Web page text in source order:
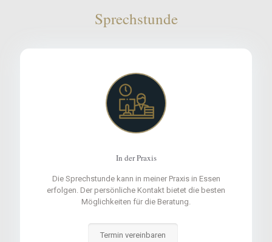
Sprechstunde
In der Praxis
Die Sprechstunde kann in meiner Praxis in Essen
erfolgen. Der persönliche Kontakt bietet die besten
Möglichkeiten für die Beratung.
Termin vereinbaren